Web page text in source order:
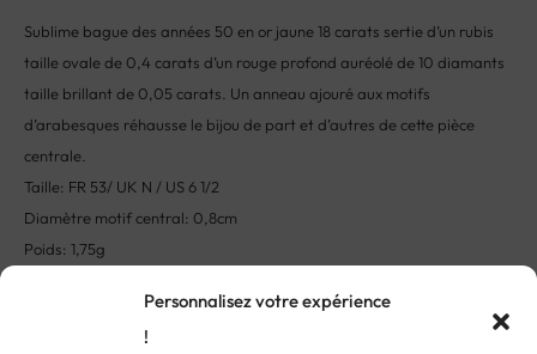
Personnalisez votre expérience
!
Sublime bague des années 50 en or jaune 18 carats sertie d’un rubis
taille ovale de 0,4 carats d’un rouge profond auréolé de 10 diamants
taille brillant de 0,05 carats. Un anneau ajouré aux motifs
d’arabesques réhausse le bijou de part et d’autres de cette pièce
centrale.
Taille: FR 53/ UK N / US 6 1/2
Diamètre motif central: 0,8cm
Poids: 1,75g
Cette pièce unique a eu une vie précédente en France.
Par sa couleur de feu ardent, de nombreuses cultures